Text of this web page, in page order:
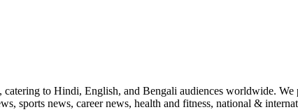
to Hindi, English, and Bengali audiences worldwide.
sports news, career news, health and fitness, national &